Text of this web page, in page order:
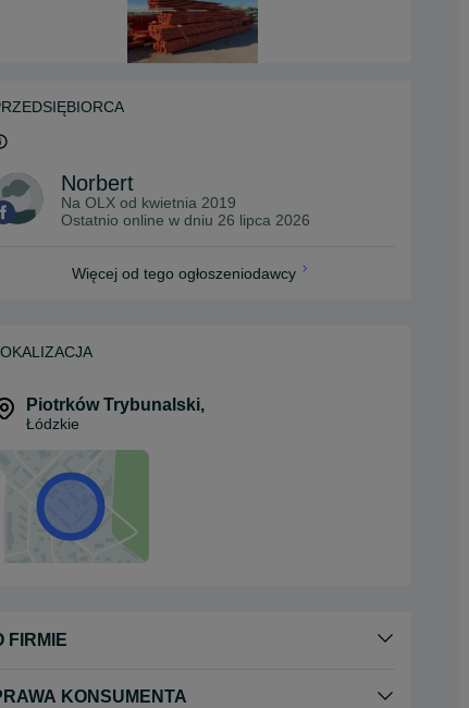
Norbert
Na OLX od kwietnia 2019
Ostatnio online w dniu 26 lipca 2026
Więcej od tego ogłoszeniodawcy
Piotrków Trybunalski,
Łódzkie
FIRMIE
KONSUMENTA